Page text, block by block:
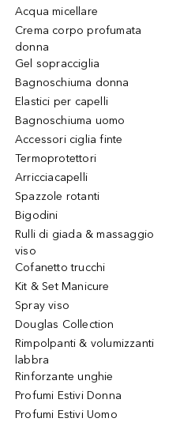
Acqua micellare
Crema corpo profumata
donna
Gel sopracciglia
Bagnoschiuma donna
Elastici per capelli
Bagnoschiuma uomo
Accessori ciglia finte
Termoprotettori
Arricciacapelli
Spazzole rotanti
Bigodini
Rulli di giada & massaggio
viso
Cofanetto trucchi
Kit & Set Manicure
Spray viso
Douglas Collection
Rimpolpanti & volumizzanti
labbra
Rinforzante unghie
Profumi Estivi Donna
Profumi Estivi Uomo